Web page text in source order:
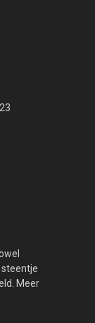
steentje
Meer